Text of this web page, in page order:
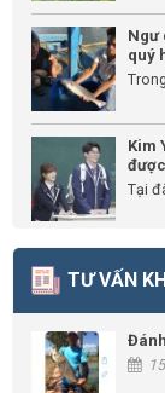
Ngư
quý
Kim
được
Tại
TƯ VẤN KH